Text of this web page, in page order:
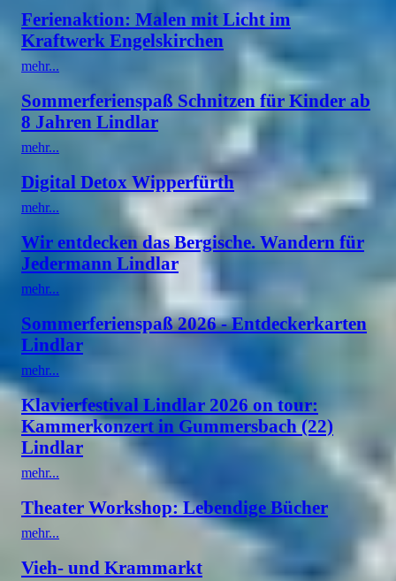
Ferienaktion: Malen mit Licht im
Kraftwerk Engelskirchen
mehr...
Sommerferienspaß Schnitzen für Kinder ab
8 Jahren Lindlar
mehr...
Digital Detox Wipperfürth
mehr...
Wir entdecken das Bergische. Wandern für
Jedermann Lindlar
mehr...
Sommerferienspaß 2026 - Entdeckerkarten
Lindlar
mehr...
Klavierfestival Lindlar 2026 on tour:
Kammerkonzert in Gummersbach (22)
Lindlar
mehr...
Theater Workshop: Lebendige Bücher
mehr...
Vieh- und Krammarkt